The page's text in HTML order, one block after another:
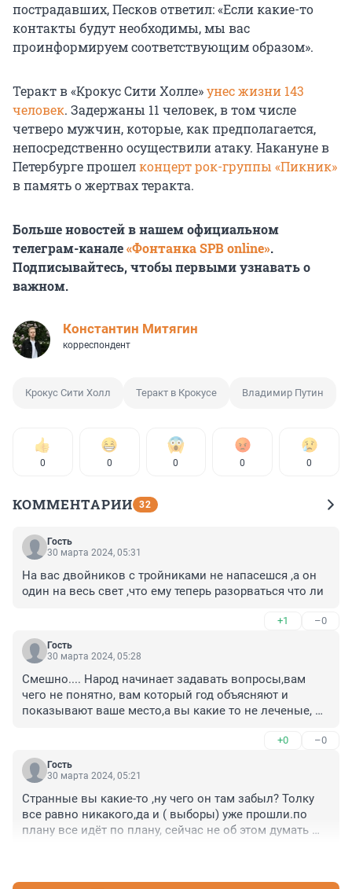
пострадавших, Песков ответил: «Если какие-то
контакты будут необходимы, мы вас
проинформируем соответствующим образом».
Теракт в «Крокус Сити Холле»унес жизни 143
человек. Задержаны 11 человек, в том числе
четверо мужчин, которые, как предполагается,
непосредственно осуществили атаку. Накануне в
Петербурге прошелконцерт рок-группы «Пикник»
в память о жертвах теракта.
Больше новостей в нашем официальном
телеграм-канале«Фонтанка SPB online».
Подписывайтесь, чтобы первыми узнавать о
важном.
Константин Митягин
корреспондент
Крокус Сити Холл Теракт в Крокусе Владимир Путин
0 0 0 0 0
КОММЕНТАРИИ 32
Гость
30 марта 2024, 05:31
На вас двойников с тройниками не напасешся ,а он
один на весь свет ,что ему теперь разорваться что ли
+1 –0
Гость
30 марта 2024, 05:28
Смешно.... Народ начинает задавать вопросы,вам
чего не понятно, вам который год объясняют и
показывают ваше место,а вы какие то не леченые,
+0 –0
Гость
30 марта 2024, 05:21
Странные вы какие-то ,ну чего он там забыл? Толку
все равно никакого,да и ( выборы) уже прошли.по
плану все идёт по плану, сейчас не об этом думать